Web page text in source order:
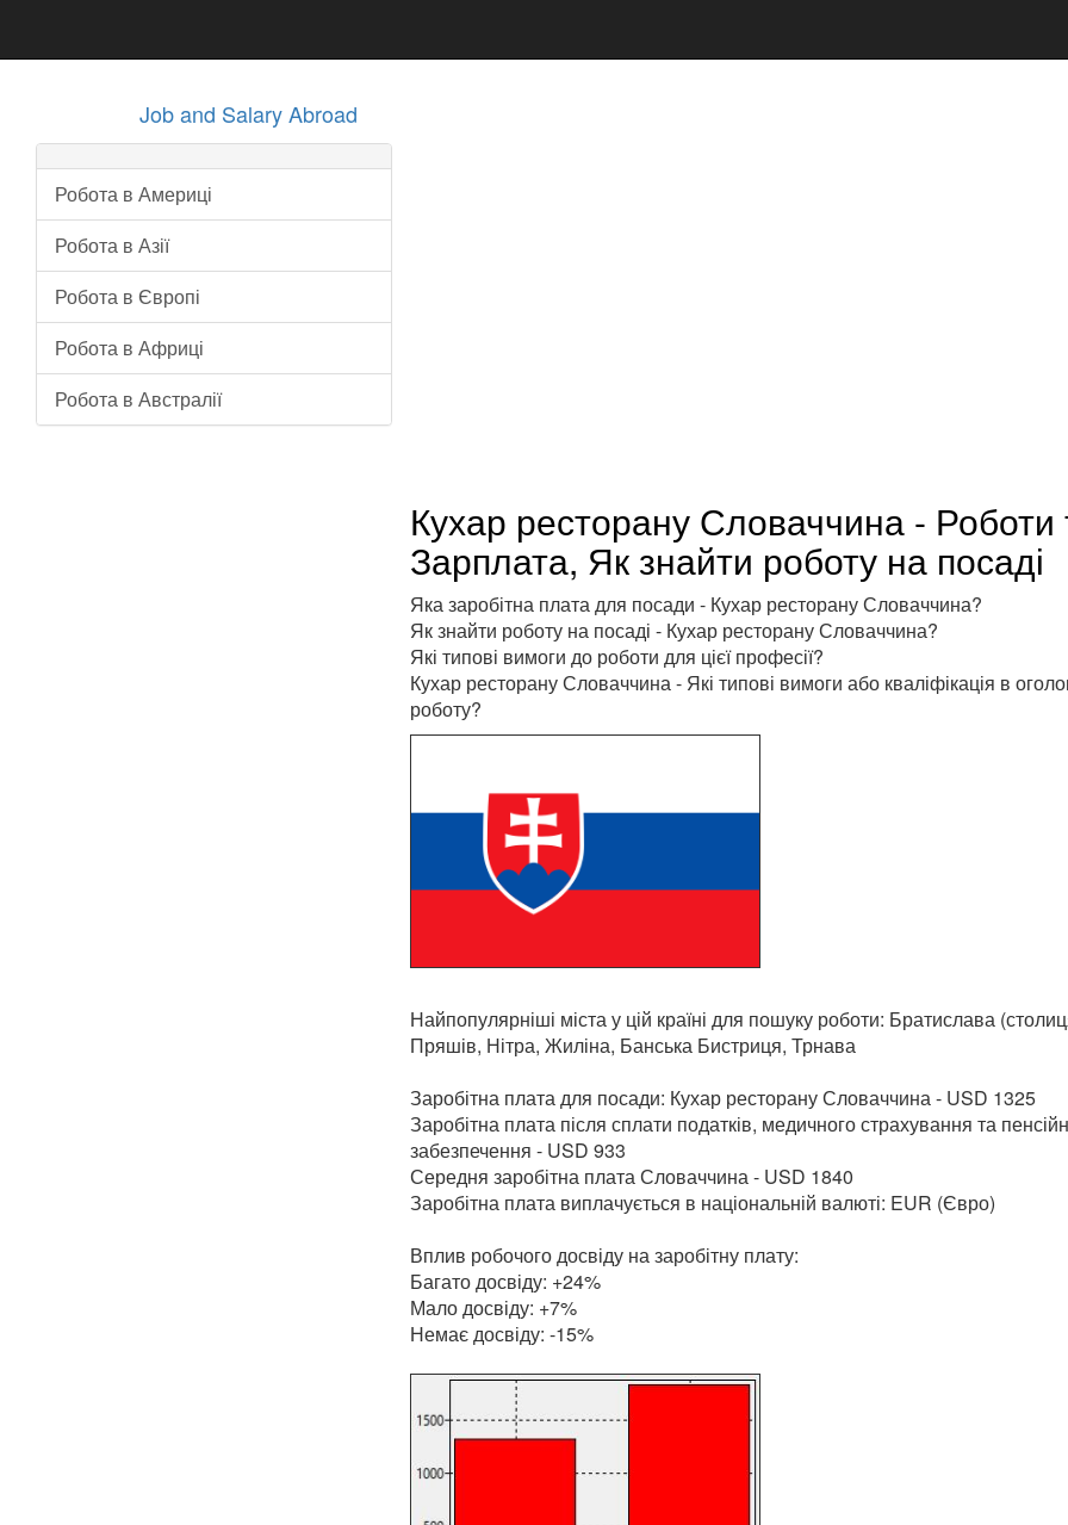
Job and Salary Abroad
Робота в Америці
Робота в Азії
Робота в Європі
Робота в Африці
Робота в Австралії
Кухар ресторану Словаччина - Роботи
Зарплата, Як знайти роботу на посаді
Яка заробітна плата для посади - Кухар ресторану Словаччина?
Як знайти роботу на посаді - Кухар ресторану Словаччина?
Які типові вимоги до роботи для цієї професії?
Кухар ресторану Словаччина - Які типові вимоги або кваліфікація в
роботу?
Найпопулярніші міста у цій країні для пошуку роботи: Братислава
Пряшів, Нітра, Жиліна, Банська Бистриця, Трнава
Заробітна плата для посади: Кухар ресторану Словаччина - USD 1325
Заробітна плата після сплати податків, медичного страхування та
забезпечення - USD 933
Середня заробітна плата Словаччина - USD 1840
Заробітна плата виплачується в національній валюті: EUR (Євро)
Вплив робочого досвіду на заробітну плату:
Багато досвіду: +24%
Мало досвіду: +7%
Немає досвіду: -15%